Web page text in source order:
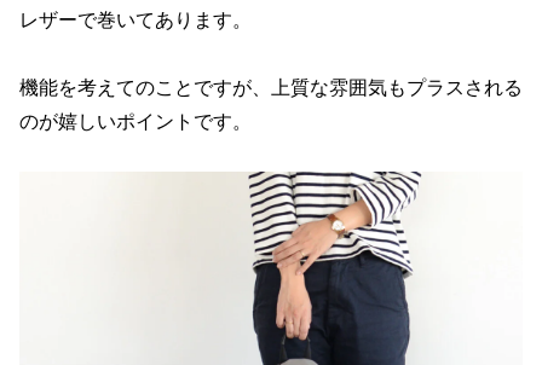
レザーで巻いてあります。
機能を考えてのことですが、上質な雰囲気もプラスされる
のが嬉しいポイントです。